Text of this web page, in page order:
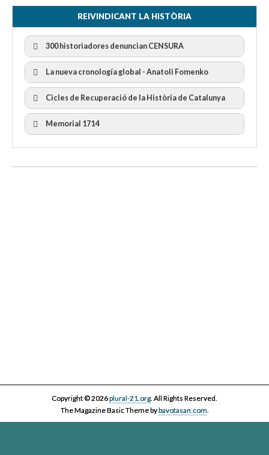
REIVINDICANT LA HISTÒRIA
300 historiadores denuncian CENSURA
300 Historiadors denuncien al “Gobierno Español” per la
censura
La nueva cronología global - Anatoli Fomenko
Cicles de Recuperació de la Història de Catalunya
I Cicle Història i Censura
II Cicle Història i Censura
Memorial 1714
Copyright © 2026plural-21.org. All Rights Reserved.
The Magazine Basic Theme bybavotasan.com.